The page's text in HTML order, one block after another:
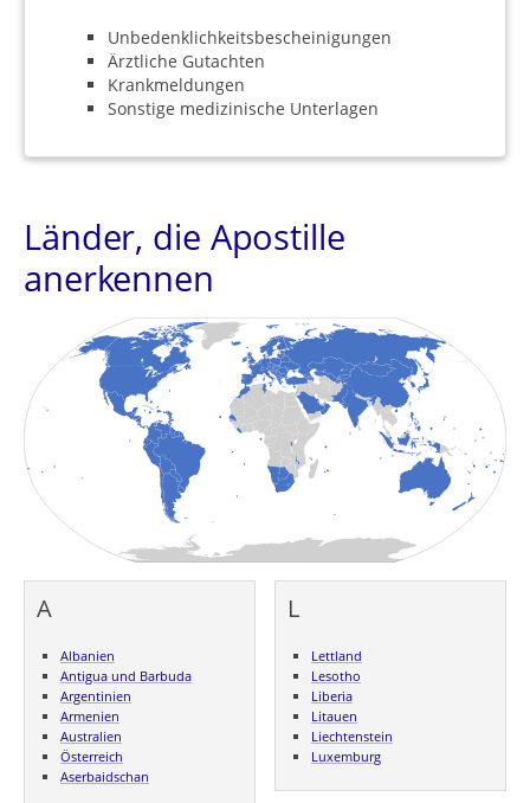
Unbedenklichkeitsbescheinigungen
Ärztliche Gutachten
Krankmeldungen
Sonstige medizinische Unterlagen
Länder, die Apostille
anerkennen
A
Albanien
Antigua und Barbuda
Argentinien
Armenien
Australien
Österreich
Aserbaidschan
L
Lettland
Lesotho
Liberia
Litauen
Liechtenstein
Luxemburg